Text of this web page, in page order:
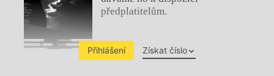
předplatitelům.
Přihlášení Získat číslo